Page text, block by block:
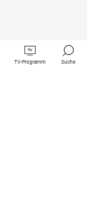
TV-Programm Suche